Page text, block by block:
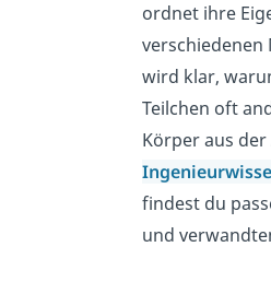
ordnet ihre
verschiedenen
wird klar,
Teilchen oft
Körper aus
findest du
und